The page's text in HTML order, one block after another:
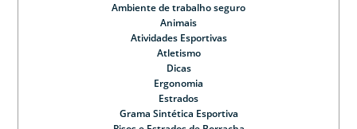
Ambiente de trabalho seguro
Animais
Atividades Esportivas
Atletismo
Dicas
Ergonomia
Estrados
Grama Sintética Esportiva